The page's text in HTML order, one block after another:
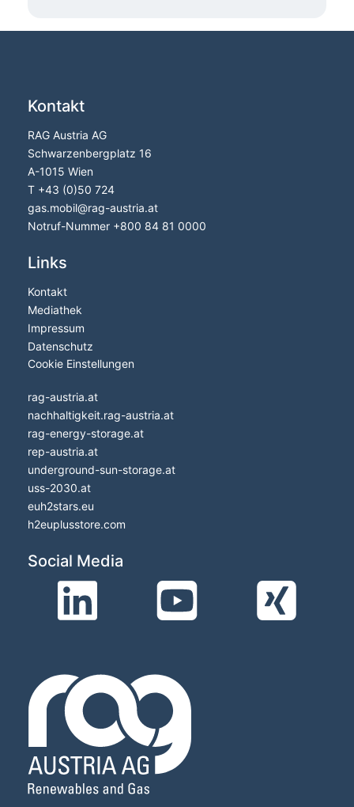
Kontakt
RAG Austria AG
Schwarzenbergplatz 16
A-1015 Wien
T +43 (0)50 724
gas.mobil@rag-austria.at
Notruf-Nummer +800 84 81 0000
Links
Kontakt
Mediathek
Impressum
Datenschutz
Cookie Einstellungen
rag-austria.at
nachhaltigkeit.rag-austria.at
rag-energy-storage.at
rep-austria.at
underground-sun-storage.at
uss-2030.at
euh2stars.eu
h2euplusstore.com
Social Media